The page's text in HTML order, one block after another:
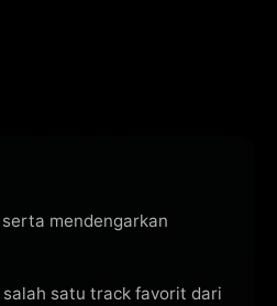
serta mendengarkan
satu track favorit dari